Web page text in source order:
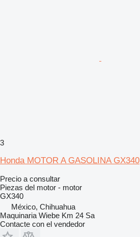
3
Honda MOTOR A GASOLINA GX340
Precio a consultar
Piezas del motor - motor
GX340
México, Chihuahua
Maquinaria Wiebe Km 24 Sa
Contacte con el vendedor